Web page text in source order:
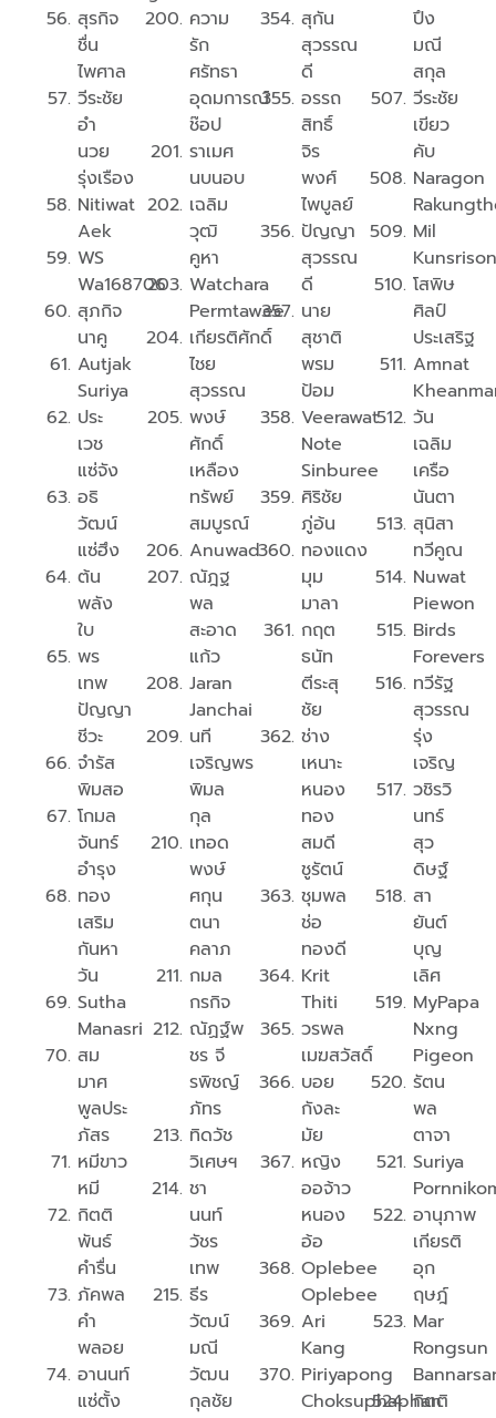
สุรกิจ​
ชื่น
ไพศาล
วีระชัย
อํา
นวย
รุ่งเรือง
Nitiwat
Aek
WS
Wa168706
สุภกิจ
นาคู
Autjak
Suriya
ประ
เวช
แซ่จัง
อธิ
วัฒน์
แซ่ฮึง
ต้น
พลัง
ใบ
พร
เทพ
ปัญญา
ชีวะ
จำรัส
พิมสอ
โกมล
จันทร์
อำรุง
ทอง
เสริม
กันหา
วัน
Sutha
Manasri
สม
มาศ
พูลประ
ภัสร
หมีขาว
หมี
กิตติ
พันธ์
คำรื่น
ภัคพล
คำ
พลอย
อานนท์
แซ่ตั้ง
ความ
รัก
ศรัทธา
อุดมการณ์
ช๊อป
ราเมศ
นบนอบ
เฉลิม
วุฒิ
คูหา
Watchara
Permtawee
เกียรติศักดิ์
ไชย
สุวรรณ
พงษ์
ศักดิ์
เหลือง
ทรัพย์
สมบูรณ์
Anuwad
ณัฎฐ
พล
สะอาด
แก้ว
Jaran
Janchai
นที
เจริญพร
พิมล
กุล
เทอด
พงษ์
ศกุน
ตนา
คลาภ
กมล
กรกิจ
ณัฏฐ์พ
ชร จี
รพิชญ์
ภัทร
ทิดวัช
วิเศษฯ
ชา
นนท์
วัชร
เทพ
ธีร
วัฒน์
มณี
วัฒน
กุลชัย
สุกัน
สุวรรณ
ดี
อรรถ
สิทธิ์
จิร
พงศ์
ไพบูลย์
ปัญญา
สุวรรณ
ดี
นาย
สุชาติ
พรม
ป้อม
Veerawat
Note
Sinburee
ศิริชัย
ภู่อ้น
ทองแดง
มุม
มาลา
กฤต
ธนัท
ตีระสุ
ชัย
ช่าง
เหนาะ
หนอง
ทอง
สมดี
ชูรัตน์
ชุมพล
ช่อ
ทองดี
Krit
Thiti
วรพล
เมฆสวัสดิ์
บอย
กังละ
มัย
หญิง
ออจ้าว
หนอง
อ้อ
Oplebee
Oplebee
Ari
Kang
Piriyapong
Choksuphaphan
ปึง
มณี
สกุล
วีระชัย
เขียว
คับ
Naragon
Mil
โสพิษ
ศิลป์
ประเสริฐ
Amnat
วัน
เฉลิม
เครือ
นันตา
สุนิสา
ทวีคูณ
Nuwat
Piewon
Birds
Forevers
ทวีรัฐ
สุวรรณ
รุ่ง
เจริญ
วชิรวิ
นทร์
สุว
ดิษฐ์
สา
ยันต์
บุญ
เลิศ
MyPapa
Nxng
Pigeon
รัตน
พล
ตาจา
Suriya
อานุภาพ
เกียรติ
อุก
ฤษฎ์
Mar
Rongsun
กิตติ